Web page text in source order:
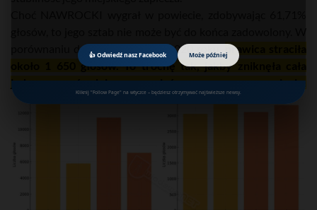
👍 Odwiedź nasz Facebook Może później
Kliknij "Follow Page" na wtyczce – będziesz otrzymywać najświeższe newsy.
porównaniu do wyniku Dudy z 2020 roku,prawica straciła
około 1 650 głosów. To trochę tak, jakby zniknęła cała
jedna średnia wieś w powiecie.